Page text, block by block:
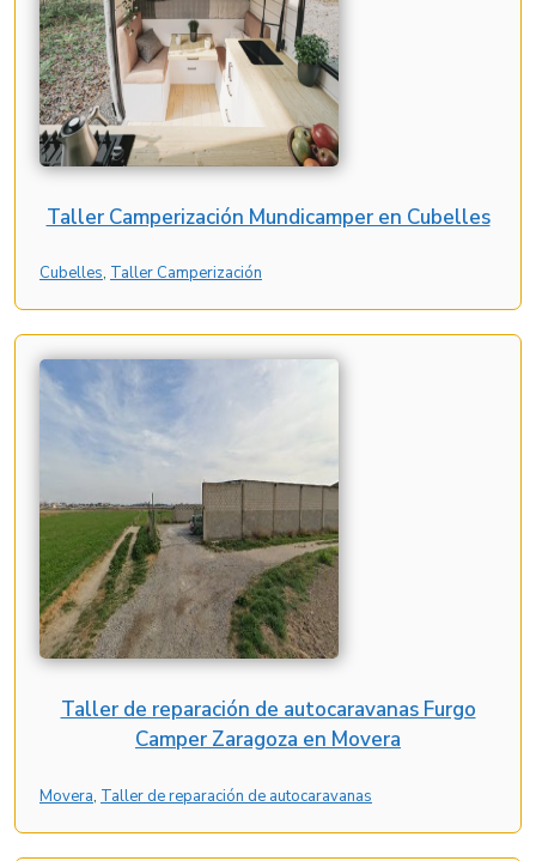
Taller Camperización Mundicamper en Cubelles
Cubelles, Taller Camperización
Taller de reparación de autocaravanas Furgo
Camper Zaragoza en Movera
Movera, Taller de reparación de autocaravanas